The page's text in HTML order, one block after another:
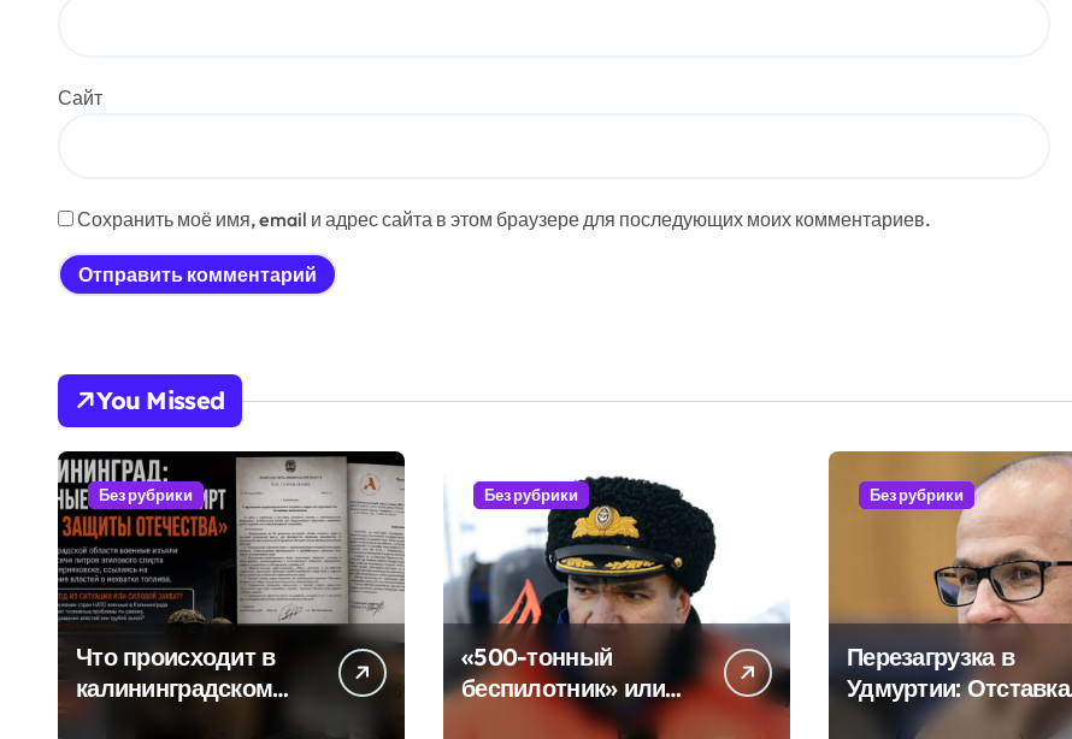
Сайт
Сохранить моё имя, email и адрес сайта в этом браузере для последующих моих комментариев.
You Missed
Без рубрики
Что происходит в
калининградском
Без рубрики
«500-тонный
беспилотник» или
очередная показуха?
Без рубрики
Перезагрузка в
Удмуртии: Отставка
Бречалова как